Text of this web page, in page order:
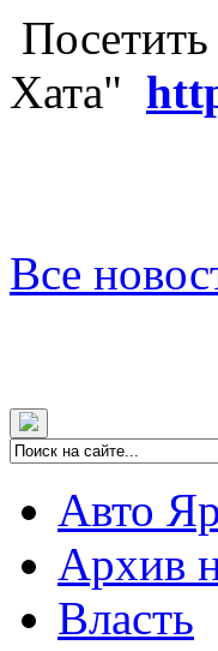
Хата"
Все
Авто
Архив
Власть